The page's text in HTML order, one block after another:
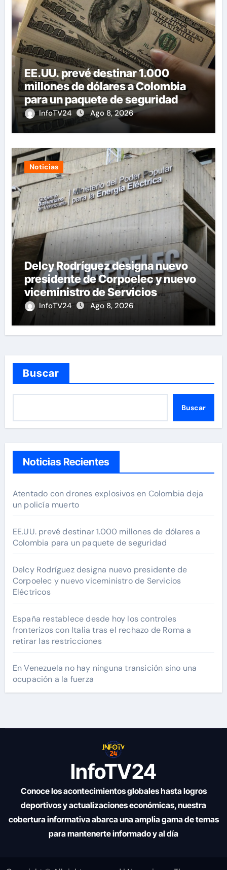
EE.UU. prevé destinar 1.000
millones de dólares a Colombia
para un paquete de seguridad
InfoTV24 Ago 8, 2026
Noticias
Delcy Rodríguez designa nuevo
presidente de Corpoelec y nuevo
viceministro de Servicios
Eléctricos
InfoTV24 Ago 8, 2026
Buscar
Buscar
Noticias Recientes
Atentado con drones explosivos en Colombia deja
un policía muerto
EE.UU. prevé destinar 1.000 millones de dólares a
Colombia para un paquete de seguridad
Delcy Rodríguez designa nuevo presidente de
Corpoelec y nuevo viceministro de Servicios
Eléctricos
España restablece desde hoy los controles
fronterizos con Italia tras el rechazo de Roma a
retirar las restricciones
En Venezuela no hay ninguna transición sino una
ocupación a la fuerza
InfoTV24
Conoce los acontecimientos globales hasta logros
deportivos y actualizaciones económicas, nuestra
cobertura informativa abarca una amplia gama de temas
para mantenerte informado y al día